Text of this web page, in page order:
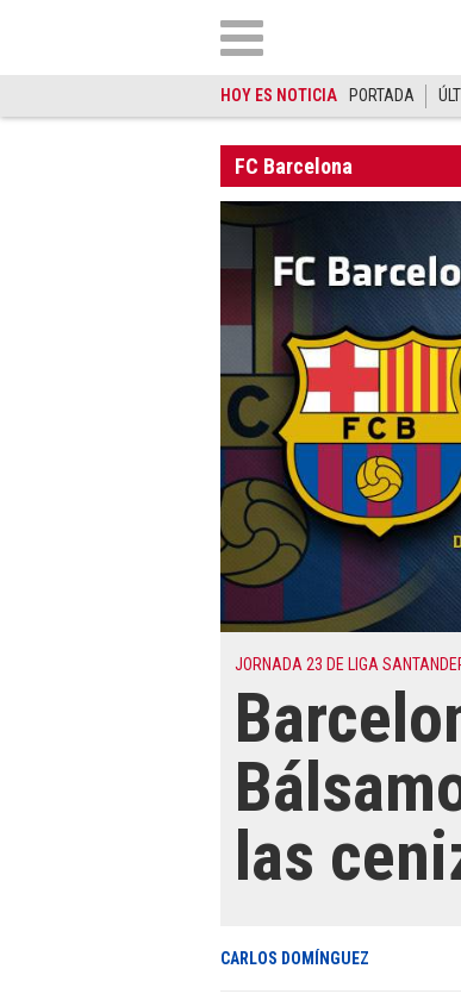
HOY ES NOTICIA PORTADA
FC Barcelona
JORNADA 23 DE LIGA
las
CARLOS DOMÍNGUEZ